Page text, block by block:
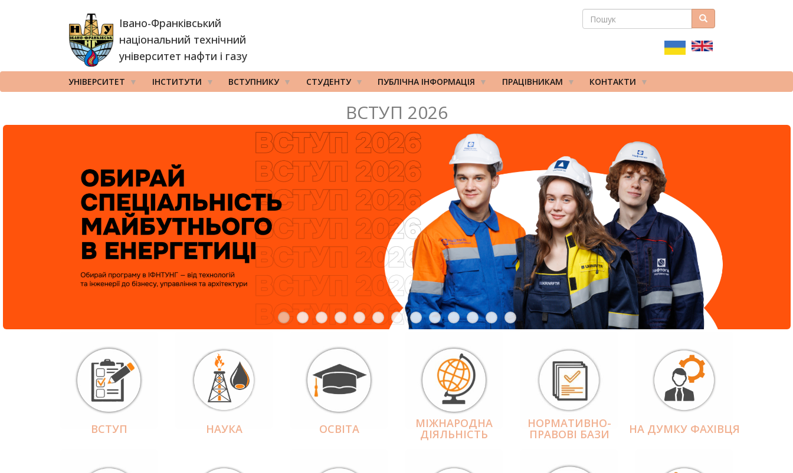
Івано-Франківський
національний технічний
університет нафти і газу
ПОШУКОВА
ПОШУК Пошук
УНІВЕРСИТЕТ ІНСТИТУТИ ВСТУПНИКУ СТУДЕНТУ ПУБЛІЧНА ІНФОРМАЦІЯ ПРАЦІВНИКАМ КОНТАКТИ
ВСТУП 2026
ВСТУП НАУКА ОСВІТА МІЖНАРОДНА
ДІЯЛЬНІCТЬ
НОРМАТИВНО-
ПРАВОВІ БАЗИ НА ДУМКУ ФАХІВЦЯ